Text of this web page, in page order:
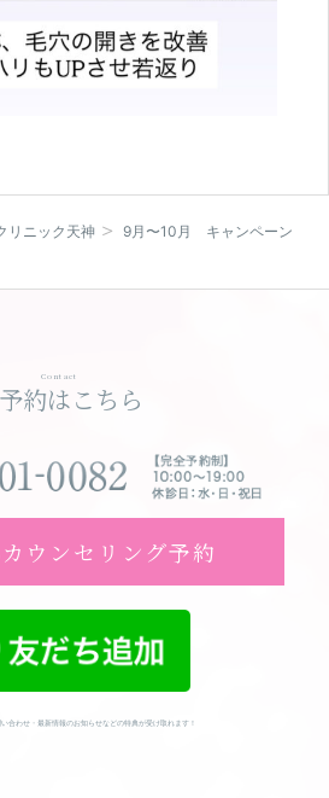
ウンセリング予約
リニック天神
9月〜10月 キャンペーン
Contact
約はこちら
ウンセリング予約
合わせ・最新情報のお知らせなどの特典が受け取れます！